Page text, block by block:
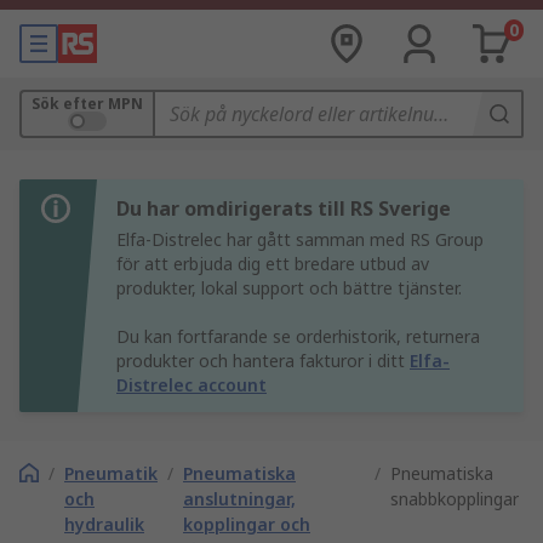
0
Sök efter MPN
Du har omdirigerats till RS Sverige
Elfa-Distrelec har gått samman med RS Group
för att erbjuda dig ett bredare utbud av
produkter, lokal support och bättre tjänster.
Du kan fortfarande se orderhistorik, returnera
produkter och hantera fakturor i ditt Elfa-
Distrelec account
/ Pneumatik
och
hydraulik
/ Pneumatiska
anslutningar,
kopplingar och
/ Pneumatiska
snabbkopplingar